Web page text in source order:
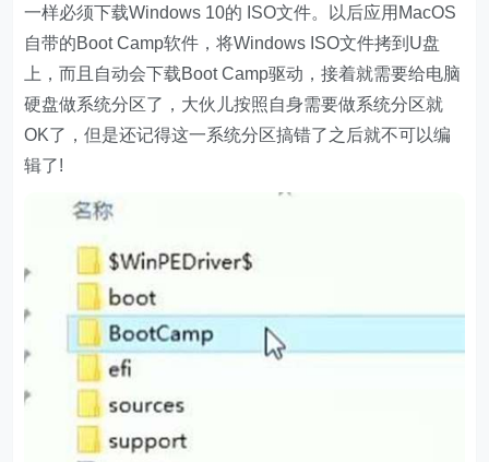
一样必须下载Windows 10的 ISO文件。以后应用MacOS
自带的Boot Camp软件，将Windows ISO文件拷到U盘
上，而且自动会下载Boot Camp驱动，接着就需要给电脑
硬盘做系统分区了，大伙儿按照自身需要做系统分区就
OK了，但是还记得这一系统分区搞错了之后就不可以编
辑了!